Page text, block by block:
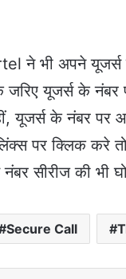
ने भी अपने
जरिए यूजर्स के
यूजर्स के नंबर पर
पर क्लिक करे
सीरीज की भी
Secure Call